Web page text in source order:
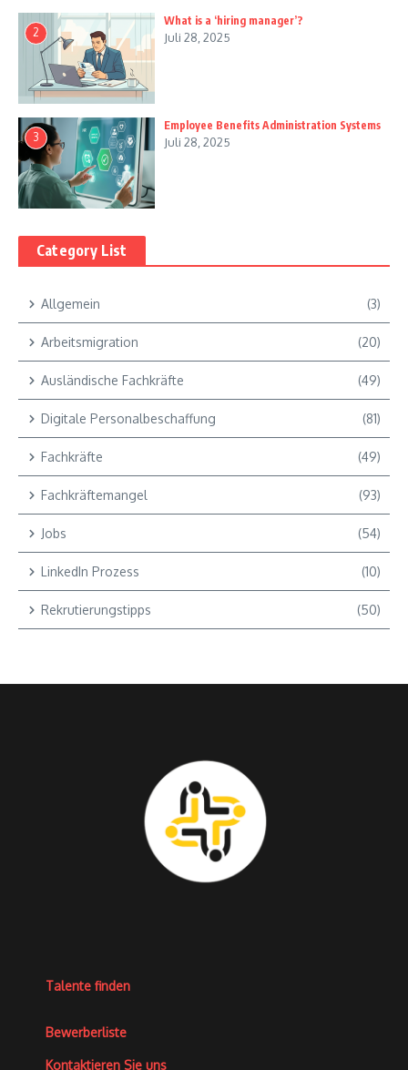
2
What is a ‘hiring manager’?
Juli 28, 2025
3
Employee Benefits Administration Systems
Juli 28, 2025
Category List
Allgemein (3)
Arbeitsmigration (20)
Ausländische Fachkräfte (49)
Digitale Personalbeschaffung (81)
Fachkräfte (49)
Fachkräftemangel (93)
Jobs (54)
LinkedIn Prozess (10)
Rekrutierungstipps (50)
Talente finden
Bewerberliste
Kontaktieren Sie uns